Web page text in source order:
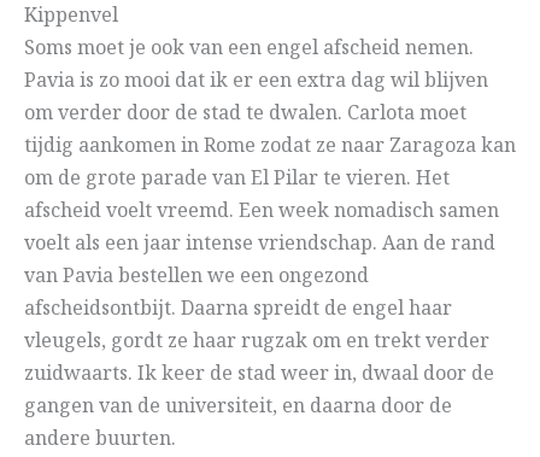
Kippenvel
Soms moet je ook van een engel afscheid nemen.
Pavia is zo mooi dat ik er een extra dag wil blijven
om verder door de stad te dwalen. Carlota moet
tijdig aankomen in Rome zodat ze naar Zaragoza kan
om de grote parade van El Pilar te vieren. Het
afscheid voelt vreemd. Een week nomadisch samen
voelt als een jaar intense vriendschap. Aan de rand
van Pavia bestellen we een ongezond
afscheidsontbijt. Daarna spreidt de engel haar
vleugels, gordt ze haar rugzak om en trekt verder
zuidwaarts. Ik keer de stad weer in, dwaal door de
gangen van de universiteit, en daarna door de
andere buurten.